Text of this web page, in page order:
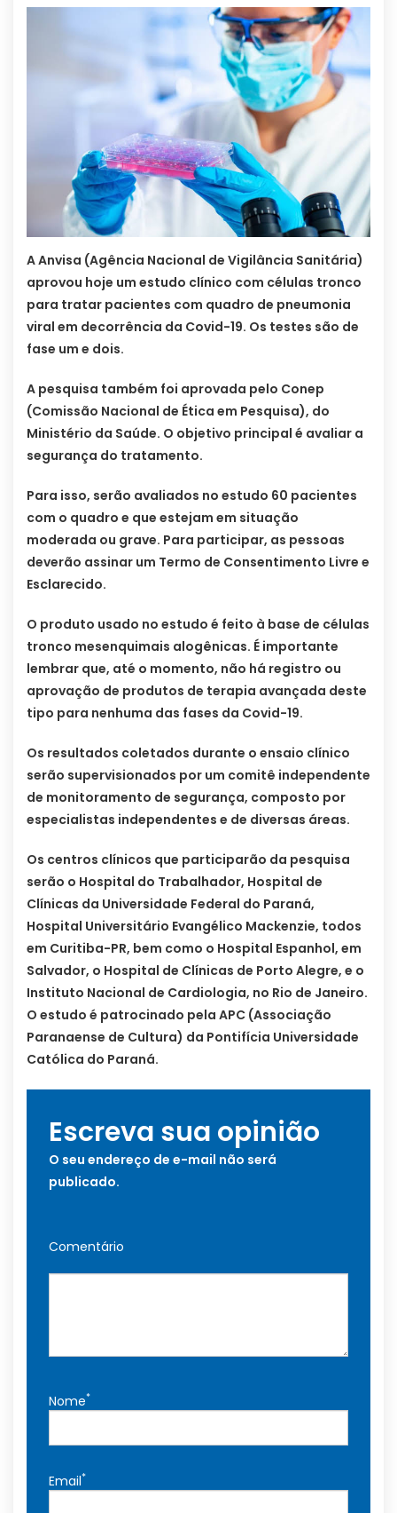
A Anvisa (Agência Nacional de Vigilância Sanitária)
aprovou hoje um estudo clínico com células tronco
para tratar pacientes com quadro de pneumonia
viral em decorrência da Covid-19. Os testes são de
fase um e dois.
A pesquisa também foi aprovada pelo Conep
(Comissão Nacional de Ética em Pesquisa), do
Ministério da Saúde. O objetivo principal é avaliar a
segurança do tratamento.
Para isso, serão avaliados no estudo 60 pacientes
com o quadro e que estejam em situação
moderada ou grave. Para participar, as pessoas
deverão assinar um Termo de Consentimento Livre e
Esclarecido.
O produto usado no estudo é feito à base de células
tronco mesenquimais alogênicas. É importante
lembrar que, até o momento, não há registro ou
aprovação de produtos de terapia avançada deste
tipo para nenhuma das fases da Covid-19.
Os resultados coletados durante o ensaio clínico
serão supervisionados por um comitê independente
de monitoramento de segurança, composto por
especialistas independentes e de diversas áreas.
Os centros clínicos que participarão da pesquisa
serão o Hospital do Trabalhador, Hospital de
Clínicas da Universidade Federal do Paraná,
Hospital Universitário Evangélico Mackenzie, todos
em Curitiba-PR, bem como o Hospital Espanhol, em
Salvador, o Hospital de Clínicas de Porto Alegre, e o
Instituto Nacional de Cardiologia, no Rio de Janeiro.
O estudo é patrocinado pela APC (Associação
Paranaense de Cultura) da Pontifícia Universidade
Católica do Paraná.
Escreva sua opinião
O seu endereço de e-mail não será
publicado.
Comentário
Nome*
Email*